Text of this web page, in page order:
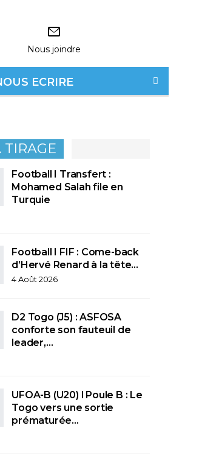
Nous joindre
ECRIRE
TIRAGE
Football I Transfert :
Mohamed Salah file en
Turquie
Football I FIF : Come-back
d’Hervé Renard à la tête…
4 Août 2026
D2 Togo (J5) : ASFOSA
conforte son fauteuil de
leader,…
UFOA-B (U20) l Poule B : Le
Togo vers une sortie
prématurée…